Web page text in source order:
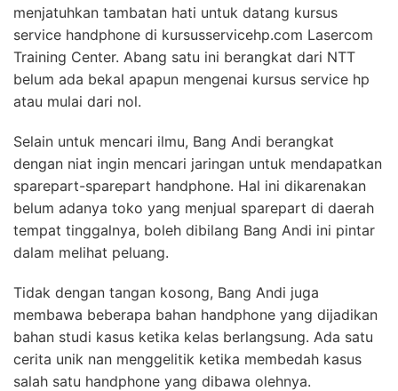
menjatuhkan tambatan hati untuk datang kursus
service handphone di kursusservicehp.com Lasercom
Training Center. Abang satu ini berangkat dari NTT
belum ada bekal apapun mengenai kursus service hp
atau mulai dari nol.
Selain untuk mencari ilmu, Bang Andi berangkat
dengan niat ingin mencari jaringan untuk mendapatkan
sparepart-sparepart handphone. Hal ini dikarenakan
belum adanya toko yang menjual sparepart di daerah
tempat tinggalnya, boleh dibilang Bang Andi ini pintar
dalam melihat peluang.
Tidak dengan tangan kosong, Bang Andi juga
membawa beberapa bahan handphone yang dijadikan
bahan studi kasus ketika kelas berlangsung. Ada satu
cerita unik nan menggelitik ketika membedah kasus
salah satu handphone yang dibawa olehnya.